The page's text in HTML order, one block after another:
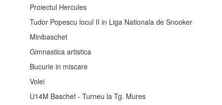
Proiectul Hercules
Tudor Popescu locul II in Liga Nationala de Snooker
Minibaschet
Gimnastica artistica
Bucurie in miscare
Volei
U14M Baschet - Turneu la Tg. Mures